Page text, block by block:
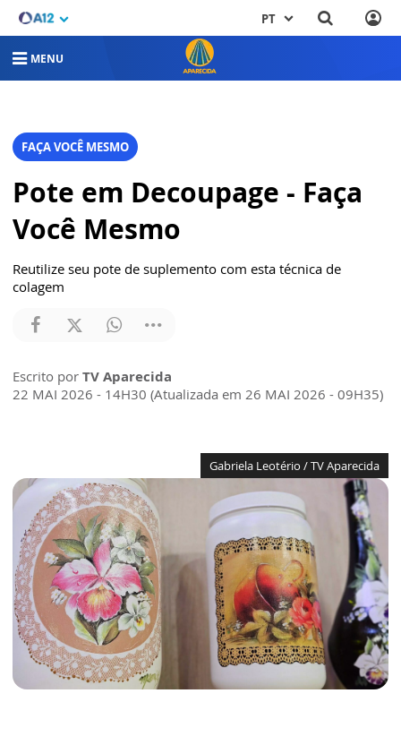
PT
MENU
FAÇA VOCÊ MESMO
Pote em Decoupage - Faça
Você Mesmo
Reutilize seu pote de suplemento com esta técnica de
colagem
Escrito por TV Aparecida
22 MAI 2026 - 14H30 (Atualizada em 26 MAI 2026 - 09H35)
Gabriela Leotério / TV Aparecida